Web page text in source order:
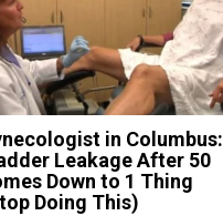
in Columbus:
Leakage After 50
Down to 1 Thing
Doing This)